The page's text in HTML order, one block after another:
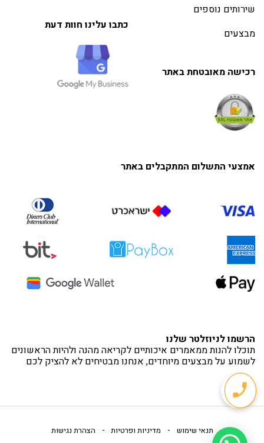
שירותים נוספים
מבצעים
רכישה מאובטחת באתר
כתבו עלינו חוות דעת
אמצעי התשלום המתקבלים באתר
הרשמו לניוזלטר שלנו
תוכלו להנות ממאמרים איכותיים לקריאה מהנה ולהיות הראשונים
לשמוע על מבצעים מיוחדים, אנחנו מבטיחים לא להציק לכם
תנאי שימוש - מדיניות ופרטיות - הצהרת נגישות